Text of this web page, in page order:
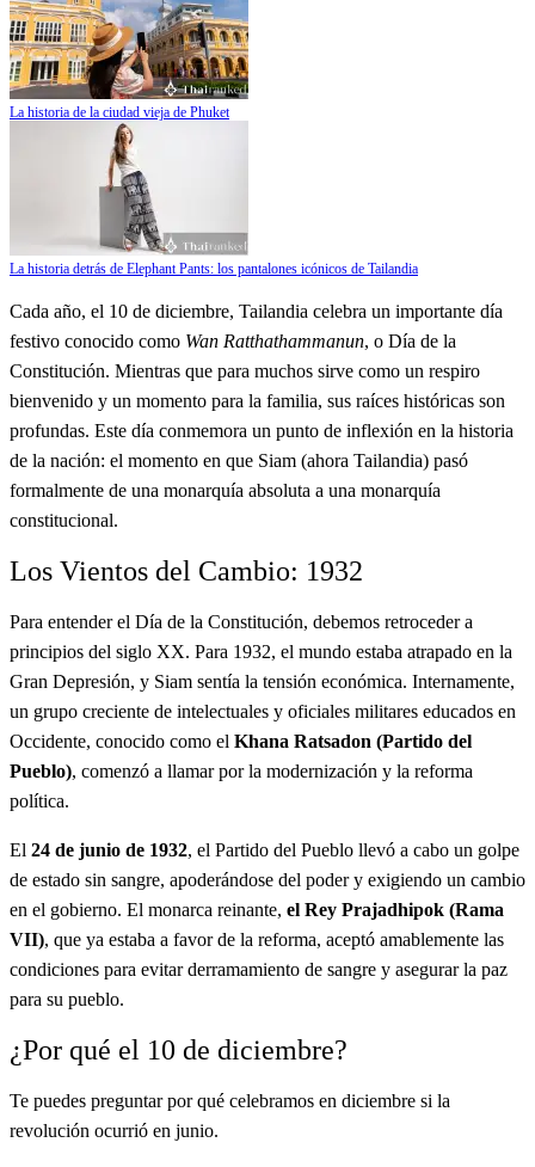
La historia de la ciudad vieja de Phuket
La historia detrás de Elephant Pants: los pantalones icónicos de Tailandia
Cada año, el 10 de diciembre, Tailandia celebra un importante día
festivo conocido como Wan Ratthathammanun, o Día de la
Constitución. Mientras que para muchos sirve como un respiro
bienvenido y un momento para la familia, sus raíces históricas son
profundas. Este día conmemora un punto de inflexión en la historia
de la nación: el momento en que Siam (ahora Tailandia) pasó
formalmente de una monarquía absoluta a una monarquía
constitucional.
Los Vientos del Cambio: 1932
Para entender el Día de la Constitución, debemos retroceder a
principios del siglo XX. Para 1932, el mundo estaba atrapado en la
Gran Depresión, y Siam sentía la tensión económica. Internamente,
un grupo creciente de intelectuales y oficiales militares educados en
Occidente, conocido como el Khana Ratsadon (Partido del
Pueblo), comenzó a llamar por la modernización y la reforma
política.
El 24 de junio de 1932, el Partido del Pueblo llevó a cabo un golpe
de estado sin sangre, apoderándose del poder y exigiendo un cambio
en el gobierno. El monarca reinante, el Rey Prajadhipok (Rama
VII), que ya estaba a favor de la reforma, aceptó amablemente las
condiciones para evitar derramamiento de sangre y asegurar la paz
para su pueblo.
¿Por qué el 10 de diciembre?
Te puedes preguntar por qué celebramos en diciembre si la
revolución ocurrió en junio.